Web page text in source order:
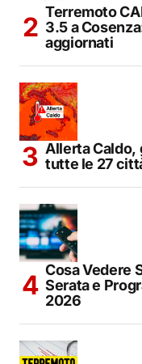
Terremoto
3.5 a
aggiornati
Allerta Caldo,
tutte le 27
Cosa Vedere
Serata e
2026